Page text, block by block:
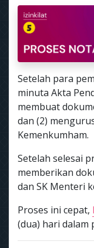
Setelah para
minuta Akta
membuat
dan (2)
Kemenkumham.
Setelah selesai
memberikan
dan SK Menteri
Proses ini cepat,
(dua) hari dalam